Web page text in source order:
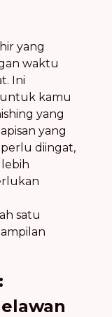
yang
waktu
Ini
kamu
yang
yang
diingat,
satu